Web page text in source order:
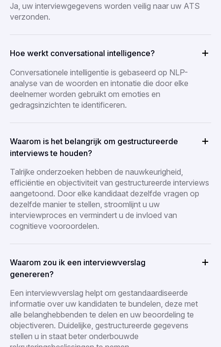
Ja, uw interviewgegevens worden veilig naar uw ATS
verzonden.
Hoe werkt conversational intelligence?
Conversationele intelligentie is gebaseerd op NLP-
analyse van de woorden en intonatie die door elke
deelnemer worden gebruikt om emoties en
gedragsinzichten te identificeren.
Waarom is het belangrijk om gestructureerde
interviews te houden?
Talrijke onderzoeken hebben de nauwkeurigheid,
efficiëntie en objectiviteit van gestructureerde interviews
aangetoond. Door elke kandidaat dezelfde vragen op
dezelfde manier te stellen, stroomlijnt u uw
interviewproces en vermindert u de invloed van
cognitieve vooroordelen.
Waarom zou ik een interviewverslag
genereren?
Een interviewverslag helpt om gestandaardiseerde
informatie over uw kandidaten te bundelen, deze met
alle belanghebbenden te delen en uw beoordeling te
objectiveren. Duidelijke, gestructureerde gegevens
stellen u in staat beter onderbouwde